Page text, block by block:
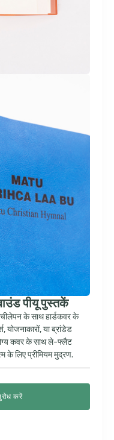
पीयू पुस्तकें
के साथ हार्डकवर के
योजनाकारों, या ब्रांडेड
कवर के साथ ले-फ्लैट
के लिए प्रीमियम मुद्रण.
करें